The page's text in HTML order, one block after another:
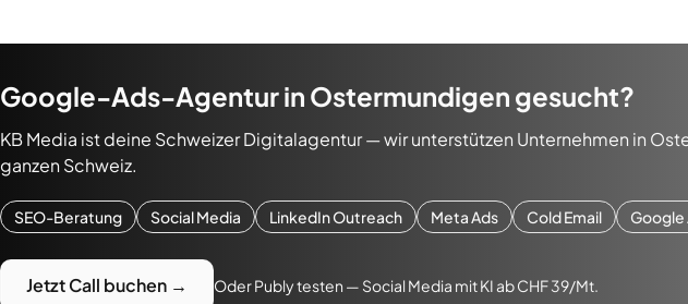
Google-Ads-Agenturin Ostermundigen gesucht?
KB Media ist deine Schweizer Digitalagentur — wir unterstützen Unternehmen in
ganzen Schweiz.
SEO-Beratung Social Media LinkedIn Outreach Meta Ads Cold Email Google
Jetzt Call buchen → Oder Publy testen — Social Media mit KI ab CHF 39/Mt.